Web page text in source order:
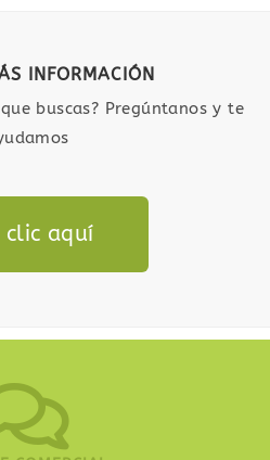
INFORMACIÓN
buscas? Pregúntanos y te
clic aquí